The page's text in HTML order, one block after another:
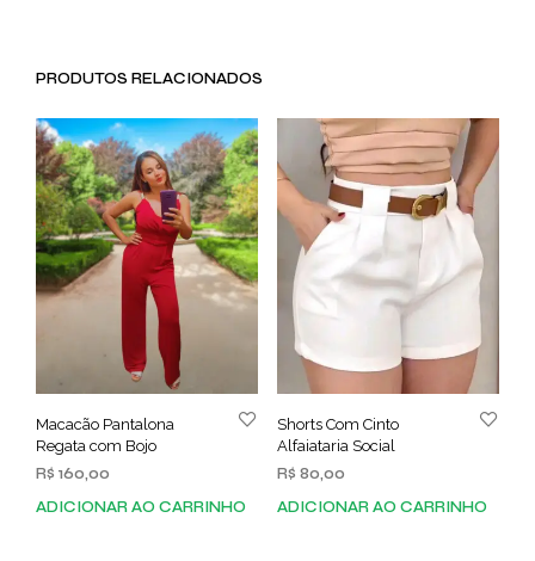
PRODUTOS RELACIONADOS
Macacão Pantalona
Regata com Bojo
R$ 160,00
ADICIONAR AO CARRINHO
Shorts Com Cinto
Alfaiataria Social
R$ 80,00
ADICIONAR AO CARRINHO